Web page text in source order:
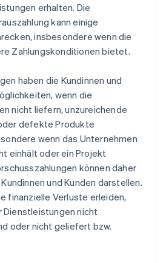
erhalten. Die
kann einige
insbesondere wenn die
Zahlungskonditionen bietet.
haben die Kundinnen und
wenn die
nicht liefern, unzureichende
defekte Produkte
wenn das Unternehmen
einhält oder ein Projekt
können daher
und Kunden darstellen.
finanzielle Verluste erleiden,
Dienstleistungen nicht
oder nicht geliefert bzw.